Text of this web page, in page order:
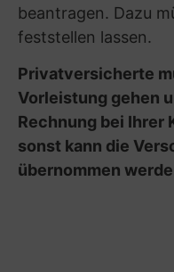
beantragen. Dazu
feststellen lassen.
Privatversicherte
Vorleistung gehen
Rechnung bei Ihrer
sonst kann die
übernommen